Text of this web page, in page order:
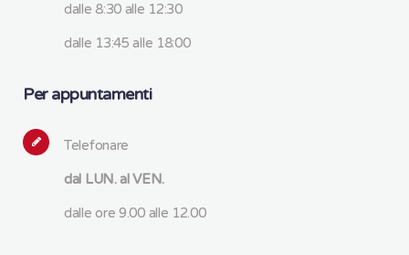
dalle 8:30 alle 12:30
dalle 13:45 alle 18:00
Per appuntamenti
Telefonare
dal LUN. al VEN.
dalle ore 9.00 alle 12.00